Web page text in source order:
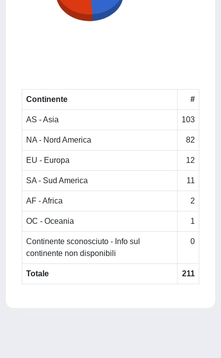
Continente #
AS - Asia 103
NA - Nord America 82
EU - Europa 12
SA - Sud America 11
AF - Africa 2
OC - Oceania 1
Continente sconosciuto - Info sul
continente non disponibili
0
Totale 211